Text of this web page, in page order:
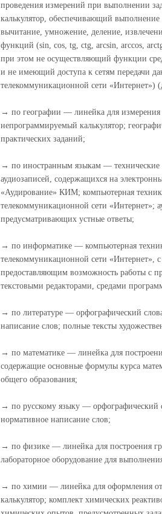
проведения измерений при выполнении
калькулятор, обеспечивающий
вычитание, умножение, деление,
функций (sin, cos, tg, ctg, arcsin, arccos,
при этом не осуществляющий функции
и не имеющий доступа к сетям передачи
телекоммуникационной сети «Интернет»)
→ по географии — линейка для измерения
непрограммируемый калькулятор;
практических заданий;
→ по иностранным языкам — технические
аудиозаписей, содержащихся на
«Аудирование» КИМ; компьютерная
телекоммуникационной сети «Интернет»;
предусматривающих устные ответы;
→ по информатике — компьютерная
телекоммуникационной сети «Интернет»,
предоставляющим возможность работы с
текстовыми редакторами, средами
→ по литературе — орфографический
написание слов; полные тексты
→ по математике — линейка для
содержащие основные формулы курса
общего образования;
→ по русскому языку — орфографический
нормативное написание слов;
→ по физике — линейка для построения
лабораторное оборудование для
→ по химии — линейка для оформления
калькулятор; комплект химических